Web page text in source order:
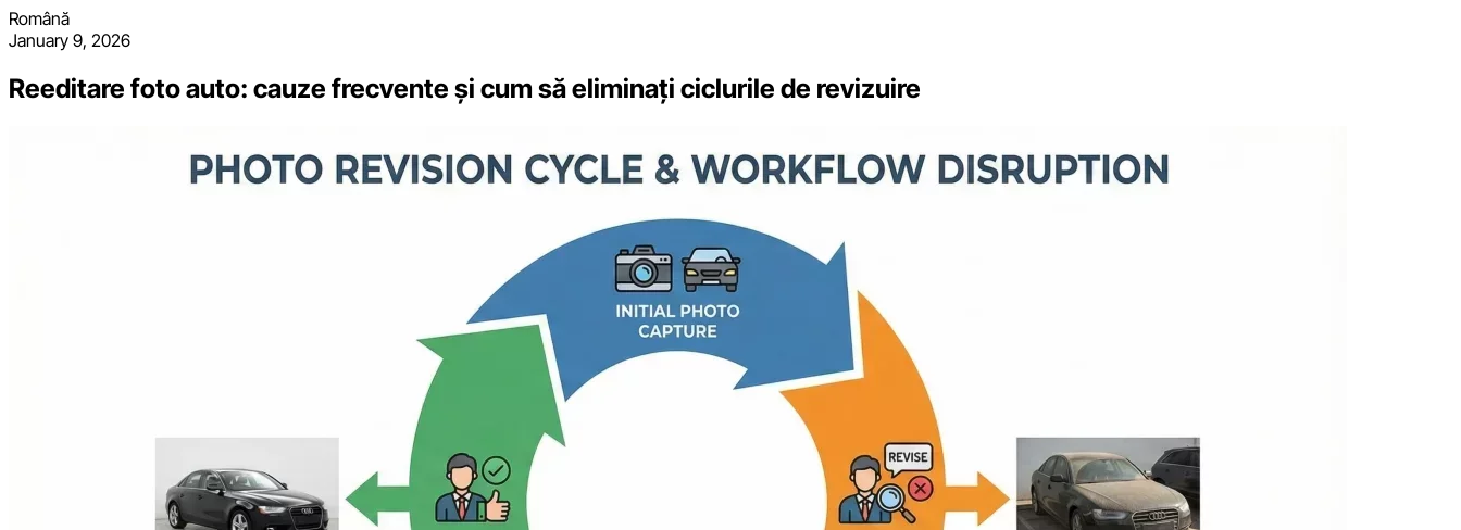
Română
January 9, 2026
Reeditare foto auto: cauze frecvente și cum să eliminați ciclurile de revizuire